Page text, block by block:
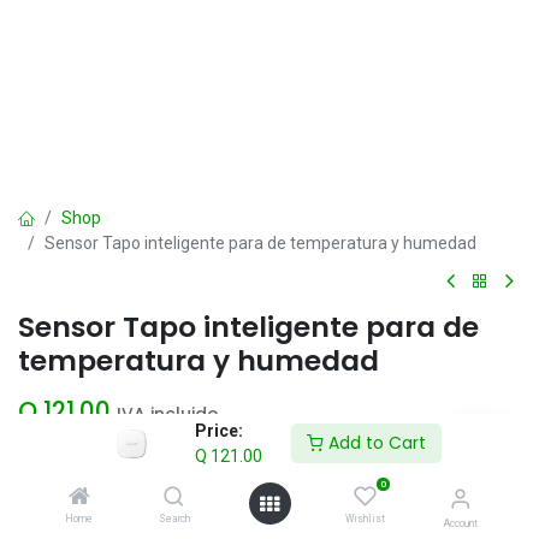
Price:
Q 121.00
Add to Cart
Home Search
0
Wishlist Account
Shop
Sensor Tapo inteligente para de temperatura y humedad
Sensor Tapo inteligente para de
temperatura y humedad
Q 121.00 IVA incluido
Add to Cart